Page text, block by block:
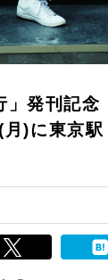
」発刊記念
)に東京